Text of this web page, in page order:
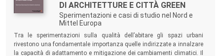
DI ARCHITETTURE E CITTÀ GREEN
Sperimentazioni e casi di studio nel Nord e
Mittel Europa
Tra le sperimentazioni sulla qualità dell’abitare gli spazi urbani
rivestono una fondamentale importanza quelle indirizzate a innalzare
la capacità di adattamento e mitigazione dei cambiamenti climatici. Il